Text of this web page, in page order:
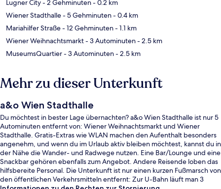
Lugner City- 2 Gehminuten- 0.2 km
Wiener Stadthalle- 5 Gehminuten- 0.4 km
Mariahilfer Straße- 12 Gehminuten- 1.1 km
Wiener Weihnachtsmarkt- 3 Autominuten- 2.5 km
MuseumsQuartier- 3 Autominuten- 2.5 km
Mehr zu dieser Unterkunft
a&o Wien Stadthalle
Du möchtest in bester Lage übernachten? a&o Wien Stadthalle ist nur 5
Autominuten entfernt von: Wiener Weihnachtsmarkt und Wiener
Stadthalle. Gratis-Extras wie WLAN machen den Aufenthalt besonders
angenehm, und wenn du im Urlaub aktiv bleiben möchtest, kannst du in
der Nähe die Wander- und Radwege nutzen. Eine Bar/Lounge und eine
Snackbar gehören ebenfalls zum Angebot. Andere Reisende loben das
hilfsbereite Personal. Die Unterkunft ist nur einen kurzen Fußmarsch von
den öffentlichen Verkehrsmitteln entfernt: Zur U-Bahn läuft man 3